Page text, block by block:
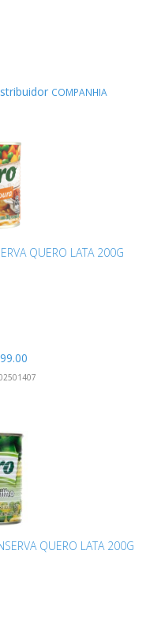
COMPANHIA
QUERO LATA 200G
QUERO LATA 200G